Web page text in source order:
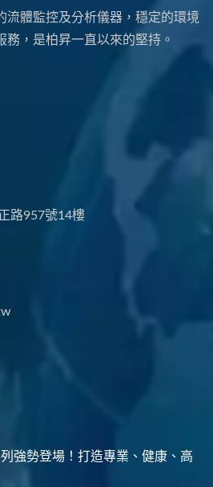
流體監控及分析儀器，穩定的環境
務，是柏昇一直以來的堅持。
路957號14樓
強勢登場！打造專業、健康、高